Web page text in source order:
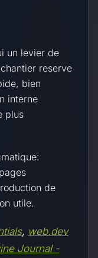
un levier de
reserve
bien
interne
plus
de
utile.
, web.dev
Journal -